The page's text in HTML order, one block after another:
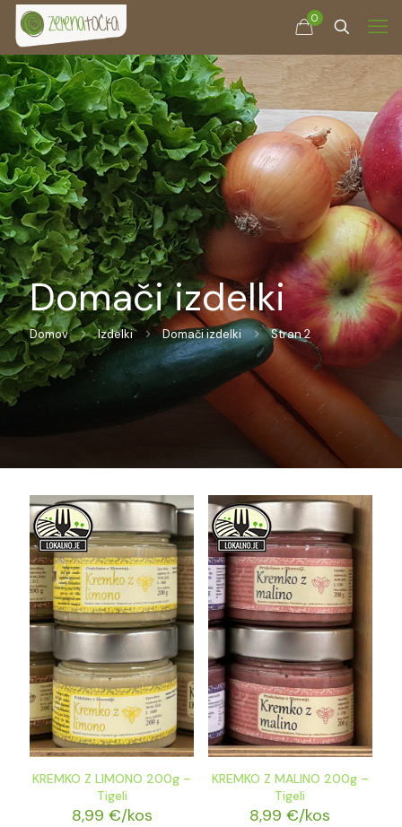
0
Domači izdelki
Domov Izdelki Domači izdelki Stran 2
KREMKO Z LIMONO 200g –
Tigeli
8,99 €/kos
KREMKO Z MALINO 200g –
Tigeli
8,99€/kos